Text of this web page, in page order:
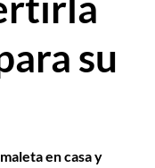
su
en casa y